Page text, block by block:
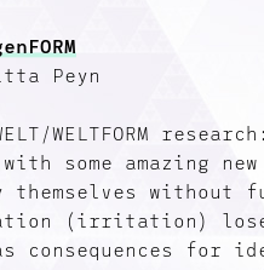
Peyn
WELTFORM
some amazing
without
(irritation)
consequences for